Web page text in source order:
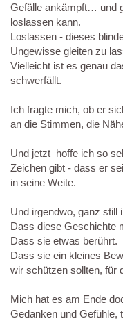
Gefälle ankämpft… und
loslassen kann.
Loslassen - dieses
Ungewisse gleiten zu
Vielleicht ist es genau
schwerfällt.
Ich fragte mich, ob er
an die Stimmen, die
Und jetzt hoffe ich so
Zeichen gibt - dass er
in seine Weite.
Und irgendwo, ganz still
Dass diese Geschichte
Dass sie etwas berührt.
Dass sie ein kleines
wir schützen sollten, für
Mich hat es am Ende
Gedanken und Gefühle,